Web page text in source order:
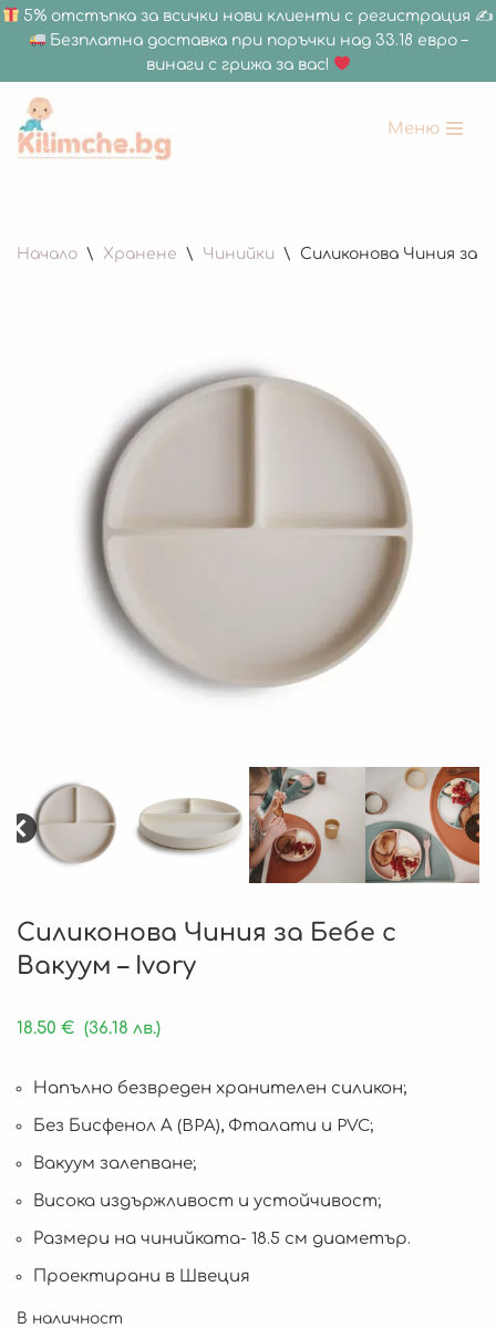
5% отстъпка за всички нови клиенти с регистрация ✍
Безплатна доставка при поръчки над 33.18 евро –
винаги с грижа за вас!
Продължете
Меню
Начало \ Хранене \ Чинийки \ Силиконова Чиния за
Силиконова Чиния за Бебе с
Вакуум – Ivory
18.50 € (36.18 лв.)
Напълно безвреден хранителен силикон;
Без Бисфенол А (BPA), Фталати и PVC;
Вакуум залепване;
Висока издържливост и устойчивост;
Размери на чинийката- 18.5 см диаметър.
Проектирани в Швеция
В наличност